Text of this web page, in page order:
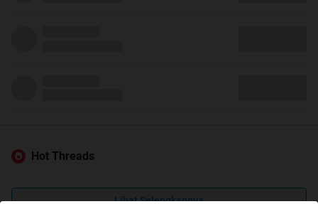
Hot Threads
Lihat Selengkapnya